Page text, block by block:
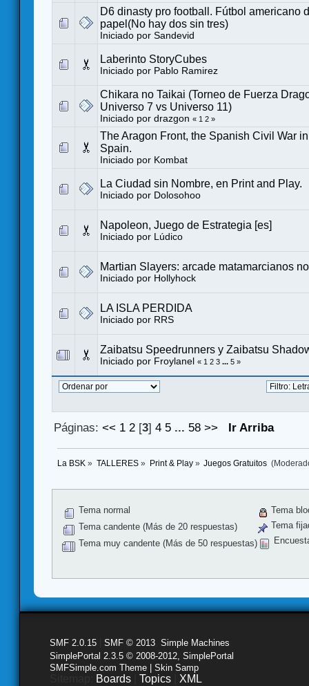
D6 dinasty pro football. Fútbol americano
papel(No hay dos sin tres)
Iniciado por Sandevid
Laberinto StoryCubes
Iniciado por Pablo Ramirez
Chikara no Taikai (Torneo de Fuerza
Universo 7 vs Universo 11)
Iniciado por drazgon « 1 2 »
The Aragon Front, the Spanish Civil War
Spain.
Iniciado por Kombat
La Ciudad sin Nombre, en Print and Play.
Iniciado por Dolosohoo
Napoleon, Juego de Estrategia [es]
Iniciado por Lúdico
Martian Slayers: arcade matamarcianos
Iniciado por Hollyhock
LA ISLA PERDIDA
Iniciado por RRS
Zaibatsu Speedrunners y Zaibatsu
Iniciado por Froylanel « 1 2 3 ... 5 »
Páginas:<< 1 2 [3]4 5 ... 58 >> Ir Arriba
La BSK » TALLERES» Print & Play» Juegos Gratuitos
Tema normal
Tema candente (Más de 20 respuestas)
Tema muy candente (Más de 50 respuestas)
Tema
Tema
SMF 2.0.15 SMF © 2013 Simple Machines
SimplePortal 2.3.5 © 2008-2012, SimplePortal
SMFSimple.com Theme | Skin Samp
Boards Topics XML